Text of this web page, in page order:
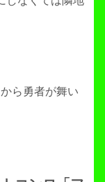
ら勇者が舞い